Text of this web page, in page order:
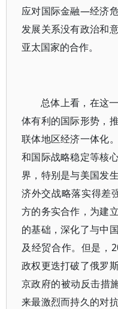
应对国际金融—经济
发展关系没有政治和
亚太国家的合作。
总体上看，在这
体有利的国际形势，
联体地区经济一体化
和国际战略稳定等核
界，特别是与美国发
济外交战略落实得差
方的务实合作，为建
的基础，深化了与中
及经贸合作。但是，
政权更迭打破了俄罗
京政府的被动反击措
来最激烈而持久的对